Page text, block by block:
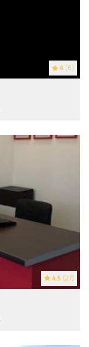
4 (6)
4.5 (27)